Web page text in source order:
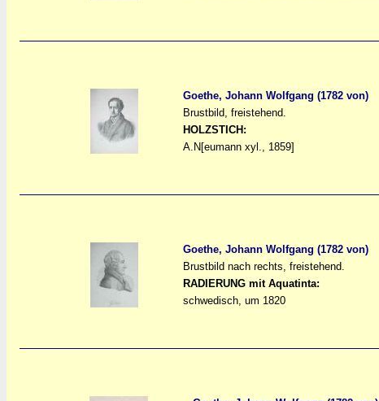
Goethe, Johann Wolfgang (1782 von)
Brustbild, freistehend.
HOLZSTICH:
A.N[eumann xyl., 1859]
Goethe, Johann Wolfgang (1782 von)
Brustbild nach rechts, freistehend.
RADIERUNG mit Aquatinta:
schwedisch, um 1820